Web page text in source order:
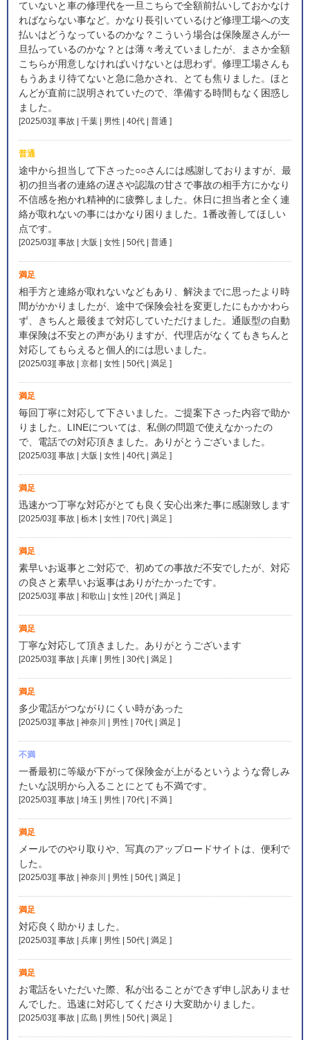
ていないと車の修理代を一旦こちらで全額前払いしておかなけ
ればならない事など。かなり長引いているけど修理工場への支
払いはどうなっているのかな？こういう場合は保険屋さんが一
旦払っているのかな？とは薄々考えていましたが、まさか全額
こちらが用意しなければいけないとは思わず。修理工場さんも
もうあまり待てないと急に急かされ、とても焦りました。ほと
んどが直前に説明されていたので、準備する時間もなく困惑し
ました。
[2025/03][ 事故 | 千葉 | 男性 | 40代 | 普通 ]
普通
途中から担当して下さった○○さんには感謝しておりますが、最
初の担当者の連絡の遅さや認識の甘さで事故の相手方にかなり
不信感を抱かれ精神的に疲弊しました。休日に担当者と全く連
絡が取れないの事にはかなり困りました。1番改善してほしい
点です。
[2025/03][ 事故 | 大阪 | 女性 | 50代 | 普通 ]
満足
相手方と連絡が取れないなどもあり、解決までに思ったより時
間がかかりましたが、途中で保険会社を変更したにもかかわら
ず、きちんと最後まで対応していただけました。通販型の自動
車保険は不安との声がありますが、代理店がなくてもきちんと
対応してもらえると個人的には思いました。
[2025/03][ 事故 | 京都 | 女性 | 50代 | 満足 ]
満足
毎回丁寧に対応して下さいました。ご提案下さった内容で助か
りました。LINEについては、私側の問題で使えなかったの
で、電話での対応頂きました。ありがとうございました。
[2025/03][ 事故 | 大阪 | 女性 | 40代 | 満足 ]
満足
迅速かつ丁寧な対応がとても良く安心出来た事に感謝致します
[2025/03][ 事故 | 栃木 | 女性 | 70代 | 満足 ]
満足
素早いお返事とご対応で、初めての事故だ不安でしたが、対応
の良さと素早いお返事はありがたかったです。
[2025/03][ 事故 | 和歌山 | 女性 | 20代 | 満足 ]
満足
丁寧な対応して頂きました。ありがとうございます
[2025/03][ 事故 | 兵庫 | 男性 | 30代 | 満足 ]
満足
多少電話がつながりにくい時があった
[2025/03][ 事故 | 神奈川 | 男性 | 70代 | 満足 ]
不満
一番最初に等級が下がって保険金が上がるというような脅しみ
たいな説明から入ることにとても不満です。
[2025/03][ 事故 | 埼玉 | 男性 | 70代 | 不満 ]
満足
メールでのやり取りや、写真のアップロードサイトは、便利で
した。
[2025/03][ 事故 | 神奈川 | 男性 | 50代 | 満足 ]
満足
対応良く助かりました。
[2025/03][ 事故 | 兵庫 | 男性 | 50代 | 満足 ]
満足
お電話をいただいた際、私が出ることができず申し訳ありませ
んでした。迅速に対応してくださり大変助かりました。
[2025/03][ 事故 | 広島 | 男性 | 50代 | 満足 ]